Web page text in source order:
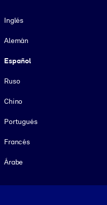
Inglés
Alemán
Español
Ruso
Chino
Portugués
Francés
Árabe